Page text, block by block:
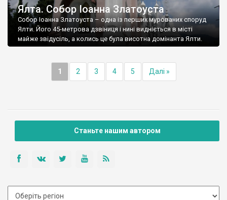
Ялта. Собор Іоанна Златоуста
Собор Іоанна Златоуста – одна із перших мурованих споруд
Ялти. Його 45-метрова дзвіниця і нині видніється в місті
майже звідусіль, а колись це була висотна домінанта Ялти.
1 2 3 4 5 Далі »
Станьте нашим автором